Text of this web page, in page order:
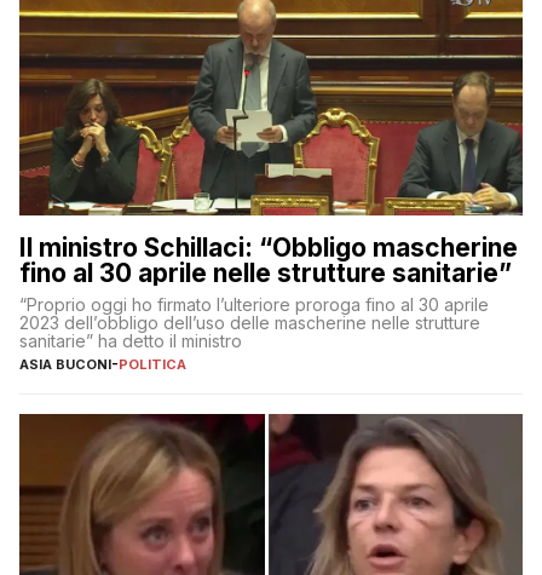
Il ministro Schillaci: “Obbligo mascherine
fino al 30 aprile nelle strutture sanitarie”
“Proprio oggi ho firmato l’ulteriore proroga fino al 30 aprile
2023 dell’obbligo dell’uso delle mascherine nelle strutture
sanitarie” ha detto il ministro
ASIA BUCONI-POLITICA